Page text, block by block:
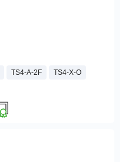
TS4-A-2F TS4-X-O